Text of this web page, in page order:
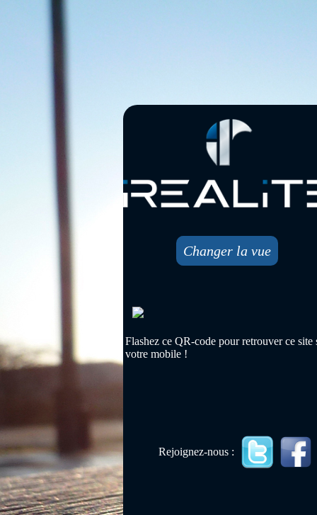
Changer la vue
Flashez ce QR-code pour retrouver ce site
votre mobile !
Rejoignez-nous :